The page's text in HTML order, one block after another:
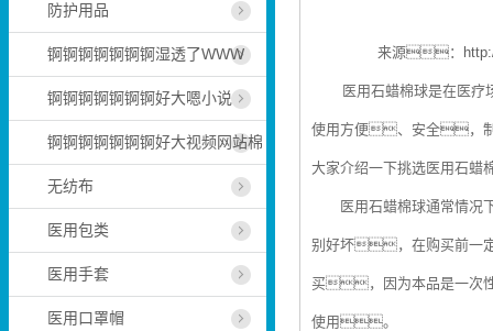
来源：
医用石蜡棉球是在医疗
使用方便、安全，制
大家介绍一下挑选医用石
医用石蜡棉球通常情况
别好坏，在购买前一
买，因为本品是一次
使用。
防护用品
锕锕锕锕锕锕锕湿透了WWW
锕锕锕锕锕锕锕好大嗯小说
锕锕锕锕锕锕锕好大视频网站棉
无纺布
医用包类
医用手套
医用口罩帽